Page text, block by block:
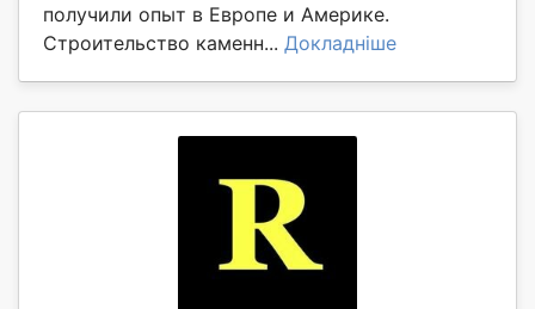
получили опыт в Европе и Америке.
Строительство каменн... Докладніше